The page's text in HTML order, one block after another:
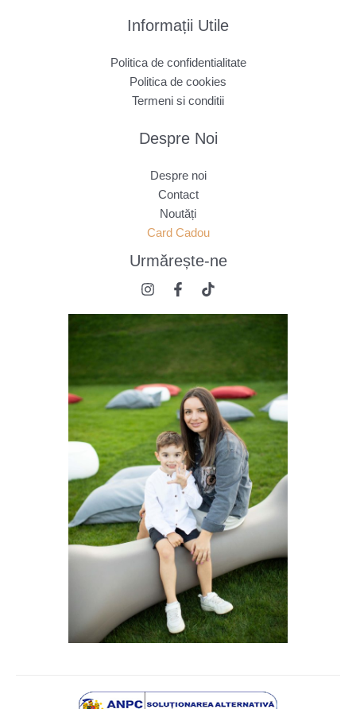
Informații Utile
Politica de confidentialitate
Politica de cookies
Termeni si conditii
Despre Noi
Despre noi
Contact
Noutăți
Card Cadou
Urmărește-ne